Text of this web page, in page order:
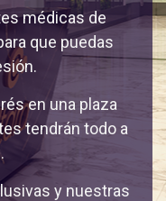
médicas de
que puedas
en una plaza
tendrán todo a
y nuestras